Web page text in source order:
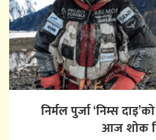
निर्मल पुर्जा ‘निम्स
आज शोक